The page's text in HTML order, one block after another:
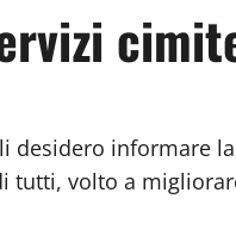
desidero informare
tutti, volto a